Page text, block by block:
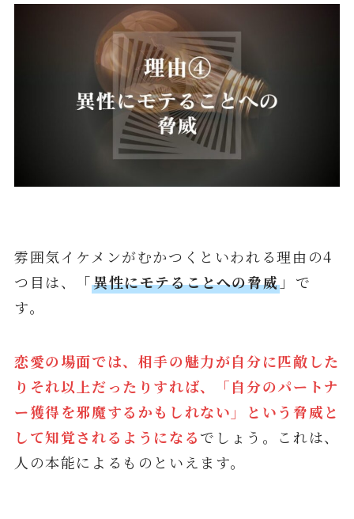
雰囲気イケメンがむかつくといわれる理由の4
つ目は、「異性にモテることへの脅威 」で
す。
恋愛の場面では、相手の魅力が自分に匹敵した
りそれ以上だったりすれば、「自分のパートナ
ー獲得を邪魔するかもしれない」という脅威と
して知覚されるようになるでしょう。これは、
人の本能によるものといえます。